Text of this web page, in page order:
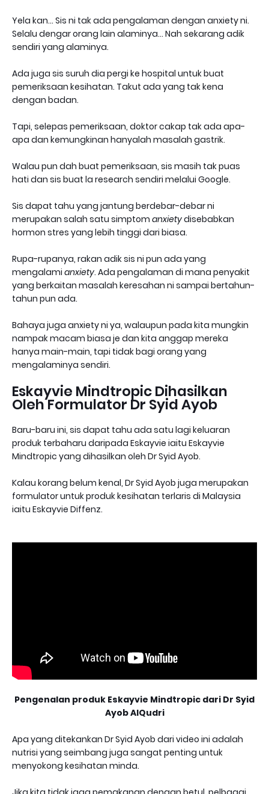
Yela kan… Sis ni tak ada pengalaman dengan anxiety ni.
Selalu dengar orang lain alaminya… Nah sekarang adik
sendiri yang alaminya.
Ada juga sis suruh dia pergi ke hospital untuk buat
pemeriksaan kesihatan. Takut ada yang tak kena
dengan badan.
Tapi, selepas pemeriksaan, doktor cakap tak ada apa-
apa dan kemungkinan hanyalah masalah gastrik.
Walau pun dah buat pemeriksaan, sis masih tak puas
hati dan sis buat la research sendiri melalui Google.
Sis dapat tahu yang jantung berdebar-debar ni
merupakan salah satu simptom anxietydisebabkan
hormon stres yang lebih tinggi dari biasa.
Rupa-rupanya, rakan adik sis ni pun ada yang
mengalami anxiety. Ada pengalaman di mana penyakit
yang berkaitan masalah keresahan ni sampai bertahun-
tahun pun ada.
Bahaya juga anxiety ni ya, walaupun pada kita mungkin
nampak macam biasa je dan kita anggap mereka
hanya main-main, tapi tidak bagi orang yang
mengalaminya sendiri.
Eskayvie Mindtropic Dihasilkan
Oleh Formulator Dr Syid Ayob
Baru-baru ini, sis dapat tahu ada satu lagi keluaran
produk terbaharu daripada Eskayvie iaitu Eskayvie
Mindtropic yang dihasilkan oleh Dr Syid Ayob.
Kalau korang belum kenal, Dr Syid Ayob juga merupakan
formulator untuk produk kesihatan terlaris di Malaysia
iaitu Eskayvie Diffenz.
Pengenalan produk Eskayvie Mindtropic dari Dr Syid
Ayob AlQudri
Apa yang ditekankan Dr Syid Ayob dari video ini adalah
nutrisi yang seimbang juga sangat penting untuk
menyokong kesihatan minda.